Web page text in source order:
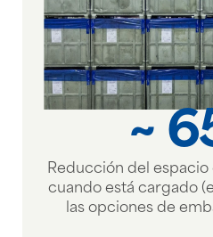
~
Reducción del
cuando está cargado
las opciones de